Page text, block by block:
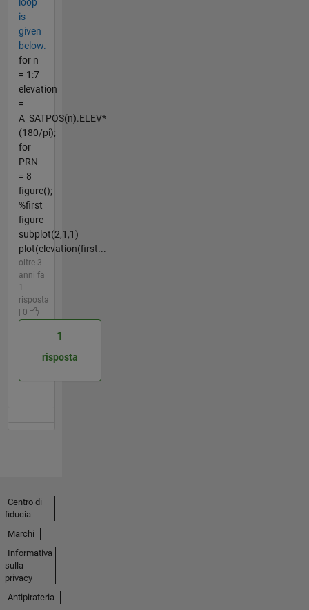
is
given
below.
for n
= 1:7
elevation
=
A_SATPOS(n).ELEV*
(180/pi);
for
PRN
= 8
figure();
%first
figure
subplot(2,1,1)
plot(elevation(first...
oltre 3
anni fa |
1
risposta
| 0
1
risposta
Centro di
fiducia
Marchi
Informativa
sulla
privacy
Antipirateria